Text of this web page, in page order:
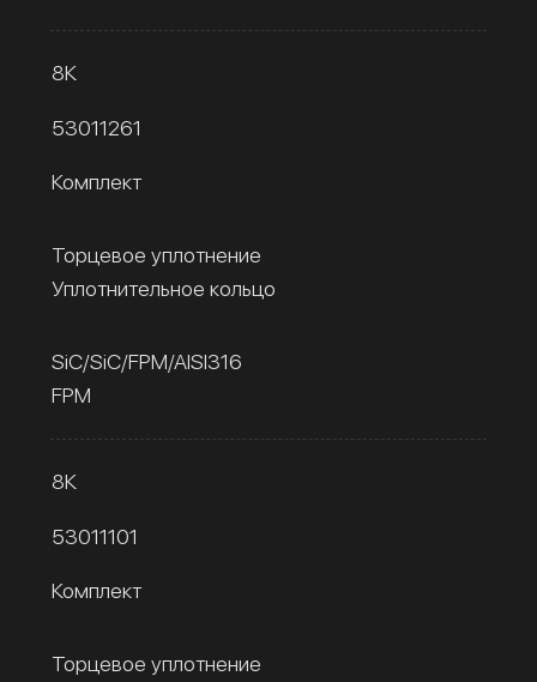
8К
53011261
Комплект
Торцевое уплотнение
Уплотнительное кольцо
SiC/SiC/FPM/AISI316
FPM
8К
53011101
Комплект
Торцевое уплотнение